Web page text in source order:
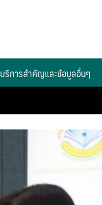
บริการสำคัญและข้อมูลอื่นๆ